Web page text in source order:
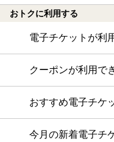
おトクに利用する
電子チケットが利
クーポンが利用で
おすすめ電子チケ
今月の新着電子チ